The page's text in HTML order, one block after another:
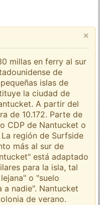
×
millas en ferry al sur
de
islas de
la ciudad de
A partir del
de 10.172. Parte de
CDP de Nantucket o
región de Surfside
más al sur de
está adaptado
para la isla, tal
o "suelo
nadie". Nantucket
de verano.